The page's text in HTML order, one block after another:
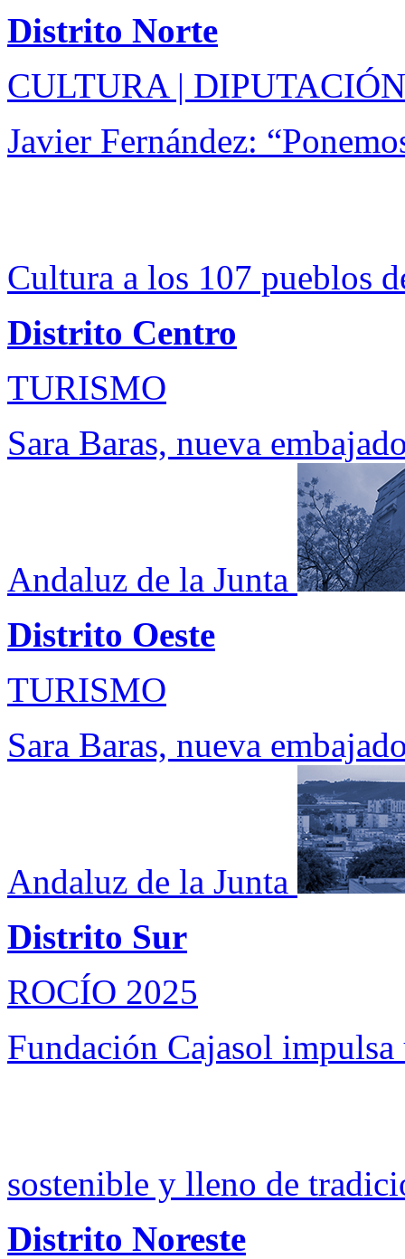
Distrito Norte
CULTURA |
Javier Fernández:
Cultura a los 107 pueblos
Distrito Centro
TURISMO
Sara Baras, nueva
Andaluz de la Junta
Distrito Oeste
TURISMO
Sara Baras, nueva
Andaluz de la Junta
Distrito Sur
ROCÍO 2025
Fundación Cajasol
sostenible y lleno de
Distrito Noreste